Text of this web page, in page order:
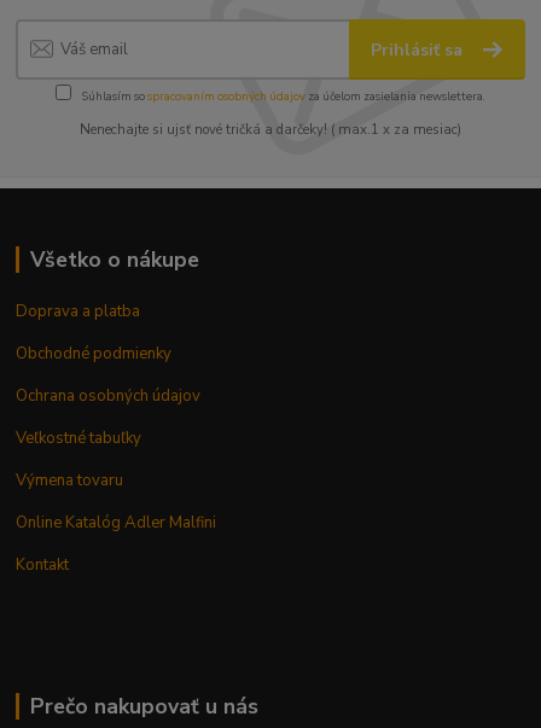
Prihlásiť sa
Súhlasím sospracovaním osobných údajov za účelom zasielania newslettera.
Nenechajte si ujsť nové tričká a darčeky! ( max.1 x za mesiac)
Všetko o nákupe
Doprava a platba
Obchodné podmienky
Ochrana osobných údajov
Veľkostné tabuľky
Výmena tovaru
Online Katalóg Adler Malfini
Kontakt
Prečo nakupovať u nás